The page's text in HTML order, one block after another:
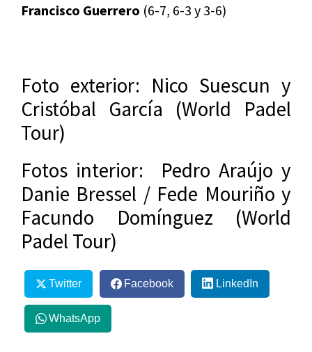
Francisco Guerrero (6-7, 6-3 y 3-6)
Foto exterior: Nico Suescun y
Cristóbal García (World Padel
Tour)
Fotos interior: Pedro Araújo y
Danie Bressel / Fede Mouriño y
Facundo Domínguez (World
Padel Tour)
Twitter Facebook LinkedIn
WhatsApp